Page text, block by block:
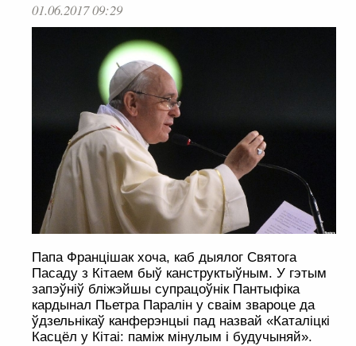
01.06.2017 09:29
Папа Францішак хоча, каб дыялог Святога
Пасаду з Кітаем быў канструктыўным. У гэтым
запэўніў бліжэйшы супрацоўнік Пантыфіка
кардынал Пьетра Паралін у сваім звароце да
ўдзельнікаў канферэнцыі пад назвай «Каталіцкі
Касцёл у Кітаі: паміж мінулым і будучыняй».